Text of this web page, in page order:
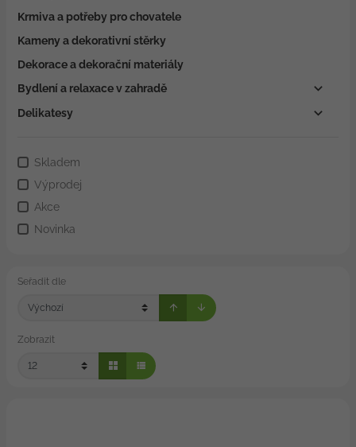
Krmiva a potřeby pro chovatele
Kameny a dekorativní stěrky
Dekorace a dekorační materiály
Bydlení a relaxace v zahradě
Delikatesy
Skladem
Výprodej
Akce
Novinka
Seřadit dle
Zobrazit